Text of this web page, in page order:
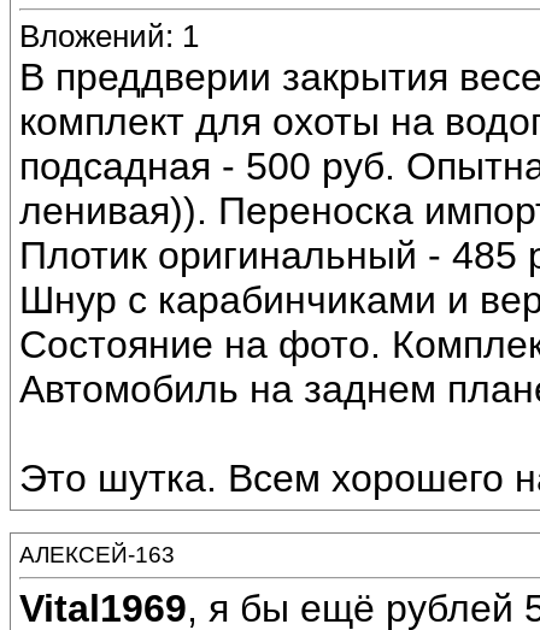
Вложений: 1
В преддверии закрытия
комплект для охоты на
подсадная - 500 руб.
ленивая)). Переноска
Плотик оригинальный - 485
Шнур с карабинчиками и
Состояние на фото.
Автомобиль на заднем
Это шутка. Всем хорошего
АЛЕКСЕЙ-163
Vital1969, я бы ещё рублей